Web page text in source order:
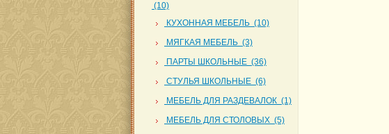
(10)
КУХОННАЯ МЕБЕЛЬ (10)
МЯГКАЯ МЕБЕЛЬ (3)
ПАРТЫ ШКОЛЬНЫЕ (36)
СТУЛЬЯ ШКОЛЬНЫЕ (6)
МЕБЕЛЬ ДЛЯ РАЗДЕВАЛОК (1)
МЕБЕЛЬ ДЛЯ СТОЛОВЫХ (5)